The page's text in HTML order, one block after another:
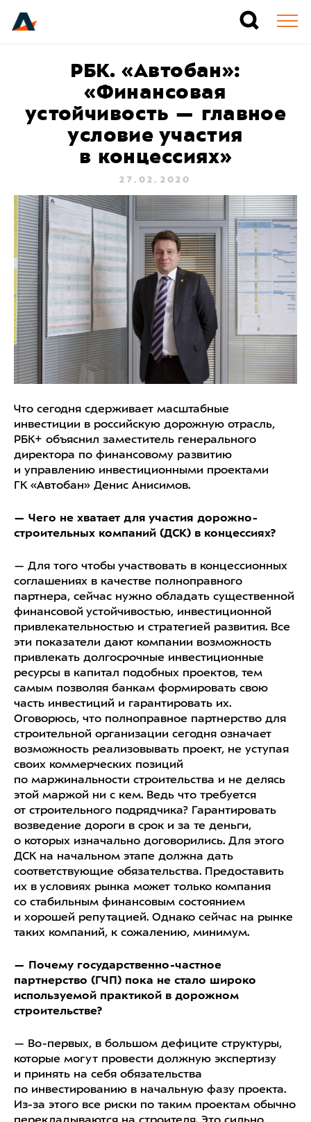
РБК. «Автобан»:
«Финансовая
устойчивость — главное
условие участия
в концессиях»
27.02.2020
Что сегодня сдерживает масштабные
инвестиции в российскую дорожную отрасль,
РБК+ объяснил заместитель генерального
директора по финансовому развитию
и управлению инвестиционными проектами
ГК «Автобан» Денис Анисимов.
— Чего не хватает для участия дорожно-
строительных компаний (ДСК) в концессиях?
— Для того чтобы участвовать в концессионных
соглашениях в качестве полноправного
партнера, сейчас нужно обладать существенной
финансовой устойчивостью, инвестиционной
привлекательностью и стратегией развития. Все
эти показатели дают компании возможность
привлекать долгосрочные инвестиционные
ресурсы в капитал подобных проектов, тем
самым позволяя банкам формировать свою
часть инвестиций и гарантировать их.
Оговорюсь, что полноправное партнерство для
строительной организации сегодня означает
возможность реализовывать проект, не уступая
своих коммерческих позиций
по маржинальности строительства и не делясь
этой маржой ни с кем. Ведь что требуется
от строительного подрядчика? Гарантировать
возведение дороги в срок и за те деньги,
о которых изначально договорились. Для этого
ДСК на начальном этапе должна дать
соответствующие обязательства. Предоставить
их в условиях рынка может только компания
со стабильным финансовым состоянием
и хорошей репутацией. Однако сейчас на рынке
таких компаний, к сожалению, минимум.
— Почему государственно-частное
партнерство (ГЧП) пока не стало широко
используемой практикой в дорожном
строительстве?
— Во-первых, в большом дефиците структуры,
которые могут провести должную экспертизу
и принять на себя обязательства
по инвестированию в начальную фазу проекта.
Из-за этого все риски по таким проектам обычно